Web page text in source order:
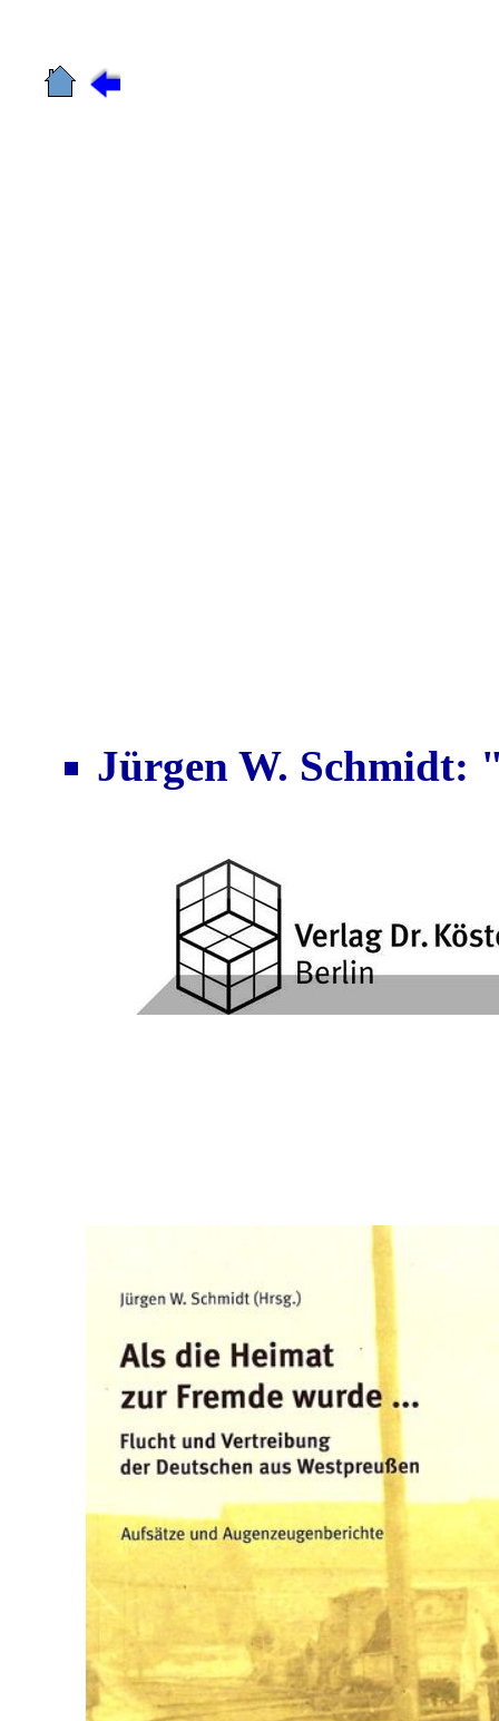
Jürgen W. Schmidt: